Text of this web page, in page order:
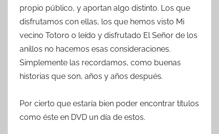
propio público, y aportan algo distinto. Los que
disfrutamos con ellas, los que hemos visto Mi
vecino Totoro o leído y disfrutado El Señor de los
anillos no hacemos esas consideraciones.
Simplemente las recordamos, como buenas
historias que son, años y años después.
Por cierto que estaría bien poder encontrar títulos
como éste en DVD un día de estos.